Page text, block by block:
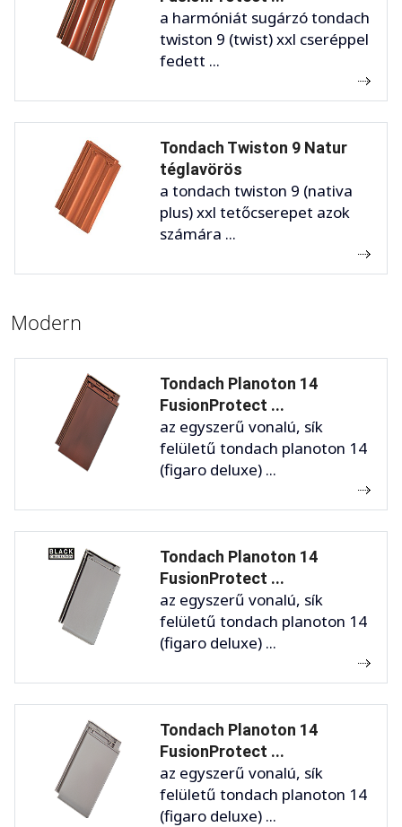
a harmóniát sugárzó tondach
twiston 9 (twist) xxl cseréppel
fedett ...
Tondach Twiston 9 Natur
téglavörös
a tondach twiston 9 (nativa
plus) xxl tetőcserepet azok
számára ...
Modern
Tondach Planoton 14
FusionProtect ...
az egyszerű vonalú, sík
felületű tondach planoton 14
(figaro deluxe) ...
Tondach Planoton 14
FusionProtect ...
az egyszerű vonalú, sík
felületű tondach planoton 14
(figaro deluxe) ...
Tondach Planoton 14
FusionProtect ...
az egyszerű vonalú, sík
felületű tondach planoton 14
(figaro deluxe) ...